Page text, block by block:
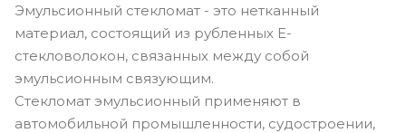
Эмульсионный стекломат - это нетканный
материал, состоящий из рубленных Е-
стекловолокон, связанных между собой
эмульсионным связующим.
Стекломат эмульсионный применяют в
автомобильной промышленности, судостроении,